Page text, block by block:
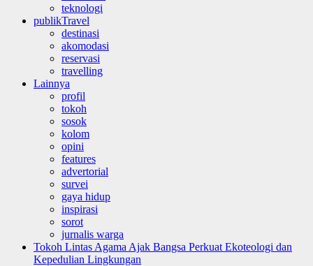
teknologi
publikTravel
destinasi
akomodasi
reservasi
travelling
Lainnya
profil
tokoh
sosok
kolom
opini
features
advertorial
survei
gaya hidup
inspirasi
sorot
jurnalis warga
Tokoh Lintas Agama Ajak Bangsa Perkuat Ekoteologi dan
Kepedulian Lingkungan